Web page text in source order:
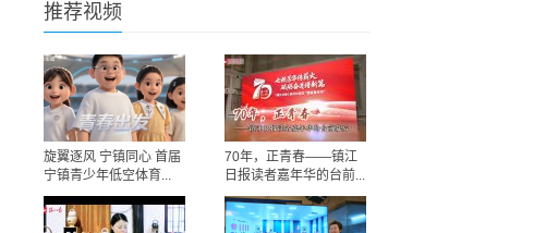
推荐视频
旋翼逐风 宁镇同心 首届
宁镇青少年低空体育...
70年，正青春——镇江
日报读者嘉年华的台前...